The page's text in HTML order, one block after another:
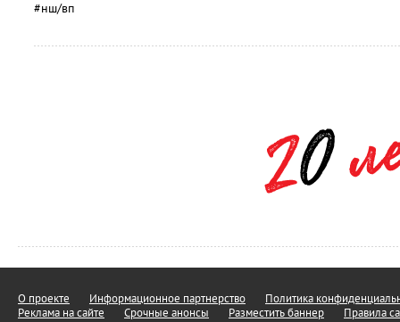
#нш/вп
О проекте Информационное партнерство
Политика
Реклама на сайте
Срочные анонсы Разместить баннер Правила